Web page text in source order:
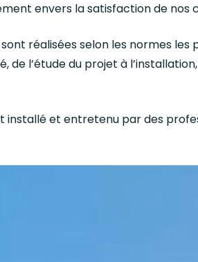
envers la satisfaction de nos
réalisées selon les normes les
l’étude du projet à
installé et entretenu par des